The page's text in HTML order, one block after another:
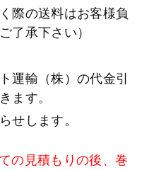
際の送料はお客様負
了承下さい）
運輸（株）の代金引
ます。
せします。
の見積もりの後、巻